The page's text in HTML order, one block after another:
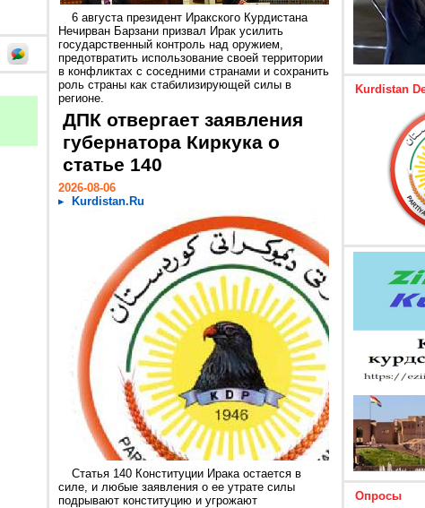
6 августа президент Иракского Курдистана
Нечирван Барзани призвал Ирак усилить
государственный контроль над оружием,
предотвратить использование своей территории
в конфликтах с соседними странами и сохранить
роль страны как стабилизирующей силы в
регионе.
ДПК отвергает заявления
губернатора Киркука о
статье 140
2026-08-06
Kurdistan.Ru
Статья 140 Конституции Ирака остается в
силе, и любые заявления о ее утрате силы
подрывают конституцию и угрожают
Kurdistan
Опросы